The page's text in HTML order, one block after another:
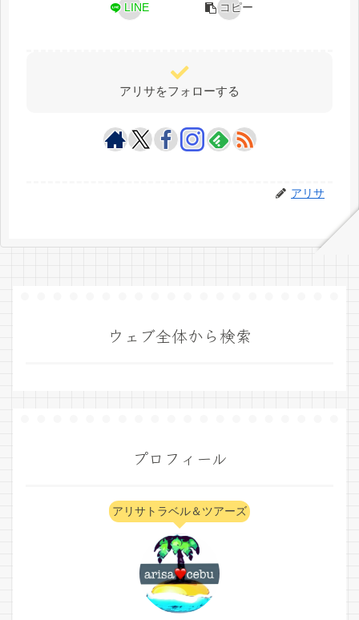
LINE コピー
アリサをフォローする
アリサ
ウェブ全体から検索
プロフィール
アリサトラベル＆ツアーズ